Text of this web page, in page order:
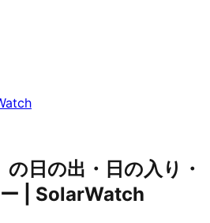
日の出・日の入り・
| SolarWatch